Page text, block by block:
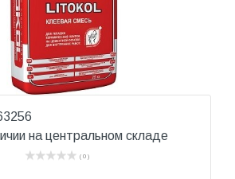
на центральном складе
( 0 )